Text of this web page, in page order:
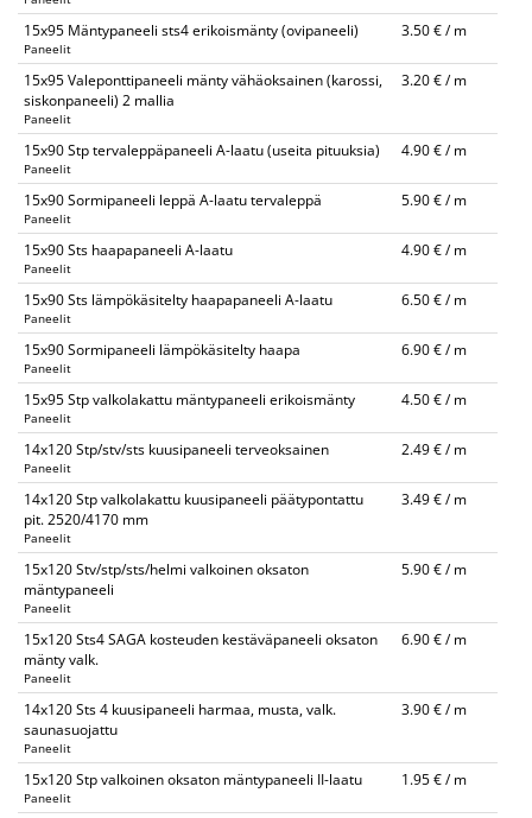
15x95 Mäntypaneeli sts4 erikoismänty (ovipaneeli)
Paneelit
3.50 € / m
15x95 Valeponttipaneeli mänty vähäoksainen (karossi,
siskonpaneeli) 2 mallia
Paneelit
3.20 € / m
15x90 Stp tervaleppäpaneeli A-laatu (useita pituuksia)
Paneelit
4.90 € / m
15x90 Sormipaneeli leppä A-laatu tervaleppä
Paneelit
5.90 € / m
15x90 Sts haapapaneeli A-laatu
Paneelit
4.90 € / m
15x90 Sts lämpökäsitelty haapapaneeli A-laatu
Paneelit
6.50 € / m
15x90 Sormipaneeli lämpökäsitelty haapa
Paneelit
6.90 € / m
15x95 Stp valkolakattu mäntypaneeli erikoismänty
Paneelit
4.50 € / m
14x120 Stp/stv/sts kuusipaneeli terveoksainen
Paneelit
2.49 € / m
14x120 Stp valkolakattu kuusipaneeli päätypontattu
pit. 2520/4170 mm
Paneelit
3.49 € / m
15x120 Stv/stp/sts/helmi valkoinen oksaton
mäntypaneeli
Paneelit
5.90 € / m
15x120 Sts4 SAGA kosteuden kestäväpaneeli oksaton
mänty valk.
Paneelit
6.90 € / m
14x120 Sts 4 kuusipaneeli harmaa, musta, valk.
saunasuojattu
Paneelit
3.90 € / m
15x120 Stp valkoinen oksaton mäntypaneeli II-laatu
Paneelit
1.95 € / m